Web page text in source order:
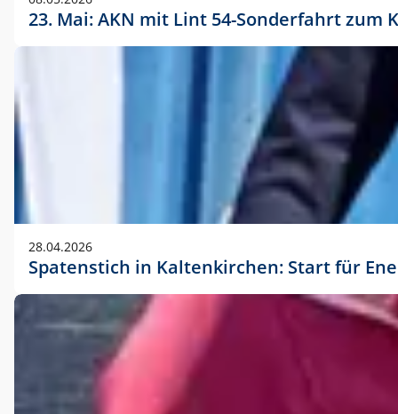
23. Mai: AKN mit Lint 54-Sonderfahrt
28.04.2026
Spatenstich in Kaltenkirchen: Start für